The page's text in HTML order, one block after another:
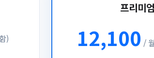
)
프리미
12,100 /